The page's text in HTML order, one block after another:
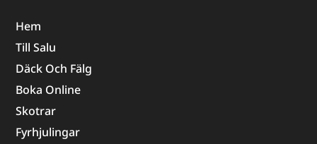
Hem
Till Salu
Däck Och Fälg
Boka Online
Skotrar
Fyrhjulingar